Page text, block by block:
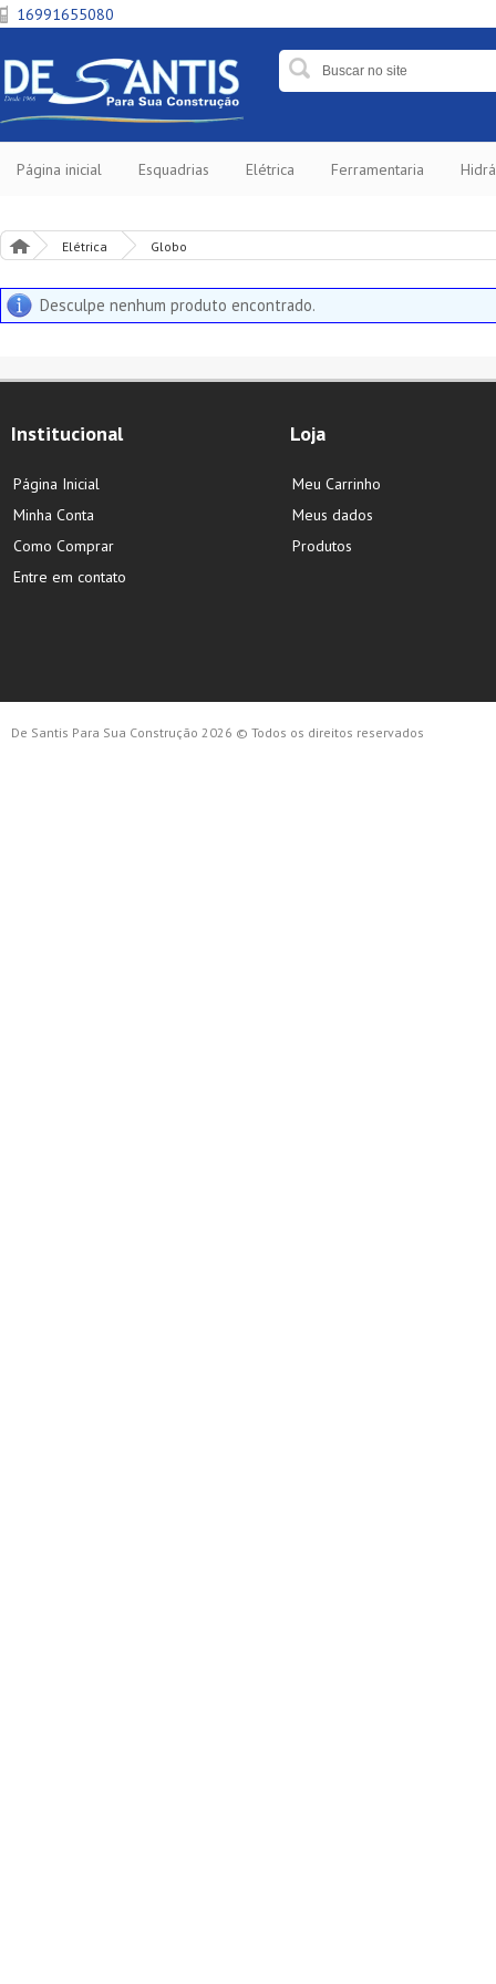
16991655080
Página inicial Esquadrias Elétrica Ferramentaria
Elétrica Globo
Desculpe nenhum produto encontrado.
Institucional
Página Inicial
Minha Conta
Como Comprar
Entre em contato
Loja
Meu Carrinho
Meus dados
Produtos
De Santis Para Sua Construção 2026 © Todos os direitos reservados